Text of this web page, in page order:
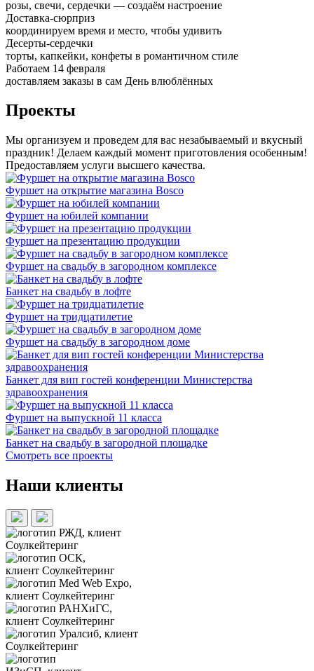
розы, свечи, сердечки — создаём настроение
Доставка-сюрприз
координируем время и место, чтобы удивить
Десерты-сердечки
торты, капкейки, конфеты в романтичном стиле
Работаем 14 февраля
доставляем заказы в сам День влюблённых
Проекты
Мы организуем и проведем для вас незабываемый и вкусный
праздник! Делаем каждый момент приготовления особенным!
Предоставляем услуги высшего качества.
Фуршет на открытие магазина Bosco
Фуршет на юбилей компании
Фуршет на презентацию продукции
Фуршет на свадьбу в загородном комплексе
Банкет на свадьбу в лофте
Фуршет на тридцатилетие
Фуршет на свадьбу в загородном доме
Банкет для вип гостей конференции Министерства
здравоохранения
Фуршет на выпускной 11 класса
Банкет на свадьбу в загородной площадке
Смотреть все проекты
Наши клиенты